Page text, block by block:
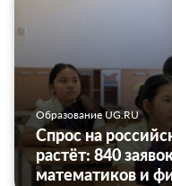
Образование UG.RU
Спрос на
растёт: 840
математиков и